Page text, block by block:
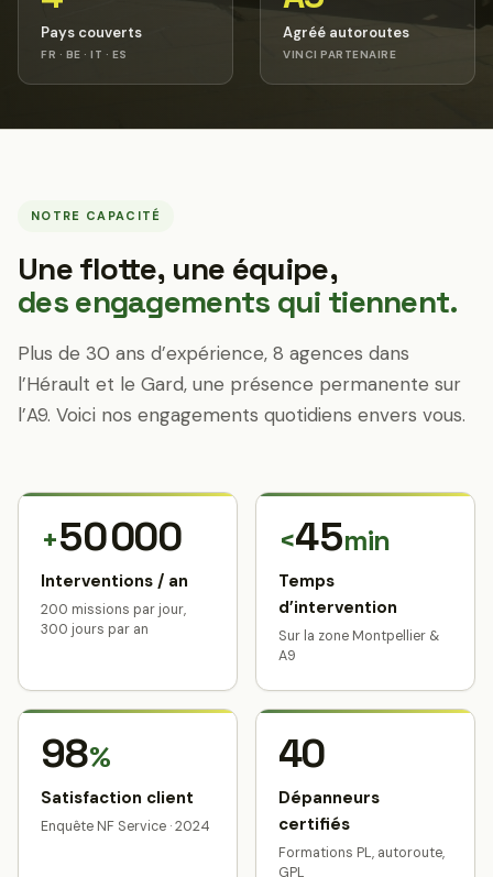
Pays couverts
FR · BE · IT · ES
Agréé autoroutes
VINCI PARTENAIRE
NOTRE CAPACITÉ
Une flotte, une équipe,
des engagements qui tiennent.
Plus de 30 ans d’expérience, 8 agences dans
l’Hérault et le Gard, une présence permanente sur
l’A9. Voici nos engagements quotidiens envers vous.
+50 000
Interventions / an
200 missions par jour,
300 jours par an
<45min
Temps
d’intervention
Sur la zone Montpellier &
A9
98%
Satisfaction client
Enquête NF Service · 2024
40
Dépanneurs
certifiés
Formations PL, autoroute,
GPL